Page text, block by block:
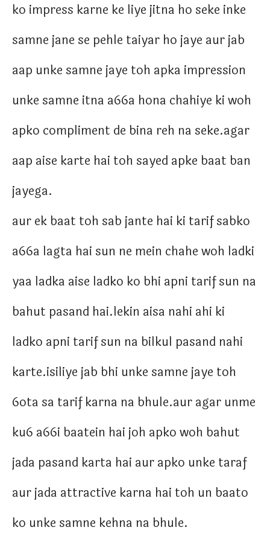
ko impress karne ke liye jitna ho seke inke
samne jane se pehle taiyar ho jaye aur jab
aap unke samne jaye toh apka impression
unke samne itna a66a hona chahiye ki woh
apko compliment de bina reh na seke.agar
aap aise karte hai toh sayed apke baat ban
jayega.
aur ek baat toh sab jante hai ki tarif sabko
a66a lagta hai sun ne mein chahe woh ladki
yaa ladka aise ladko ko bhi apni tarif sun na
bahut pasand hai.lekin aisa nahi ahi ki
ladko apni tarif sun na bilkul pasand nahi
karte.isiliye jab bhi unke samne jaye toh
6ota sa tarif karna na bhule.aur agar unme
ku6 a66i baatein hai joh apko woh bahut
jada pasand karta hai aur apko unke taraf
aur jada attractive karna hai toh un baato
ko unke samne kehna na bhule.